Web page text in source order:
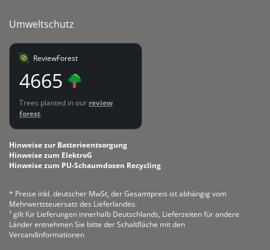
Umweltschutz
ReviewForest
4665
Trees planted in our review
forest.
Hinweise zur Batterieentsorgung
Hinweise zum ElektroG
Hinweise zum PU-Schaumdosen Recycling
* Preise inkl. deutscher MwSt, der Gesamtpreis ist abhängig vom
Mehrwertsteuersatz des Lieferlandes.
¹ gilt für Lieferungen innerhalb Deutschlands, Lieferzeiten für andere
Länder entnehmen Sie bitte der Schaltfläche mit den
Versandinformationen